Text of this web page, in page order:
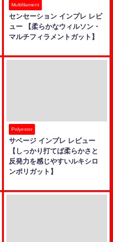
Multifilament
センセーション インプレ レビ
ュー 【柔らかなウィルソン・
マルチフィラメントガット】
Polyester
サベージ インプレ レビュー
【しっかり打てば柔らかさと
反発力を感じやすいルキシロ
ンポリガット】